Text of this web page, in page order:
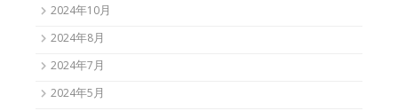
2024年10月
2024年8月
2024年7月
2024年5月